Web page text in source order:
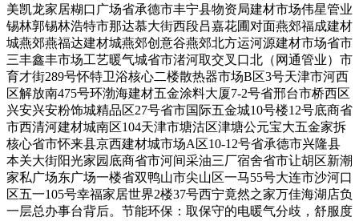
美凯龙家居糊口广场省承德市丰宁县物资局建材市场伟星管业
锡林郭锡林浩特市那达慕大街西段吕嘉花圃对面燕郊福成建材
城燕郊燕福达建材城燕郊创意谷燕郊北方运河源建材市场省市
三丰鑫丰市场工艺暖气城省市渚河取交叉口北（网通管业）市
育才街289号怀特卫浴核心二楼散热器市场B区3号天津市河西
区解放南475号环渤海建材五金涂料大厦7-2号省邢台市桥西区
兴安兴安粉饰城精品区27号省市国际五金城10号楼12号底商省
市西清河建材城南区104天津市塘沽区津塘公元宝大五金家拆
核心省市怀来县京西建材城市场A区10-12号省承德市兴隆县
本关大街阳光家园底商省市河间采油三厂宿舍省市让胡区新潮
家私广场东广场一楼省双鸭山市尖山区一马55号大连市沙河口
区五一105号幸福家居世界2楼37号西宁竟然之家万佳海湖店负
一层总办事台背后。节能环保：取保守的电暖气分歧，舒服度